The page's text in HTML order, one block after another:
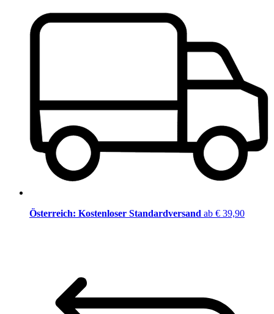
Österreich: Kostenloser Standardversand ab € 39,90